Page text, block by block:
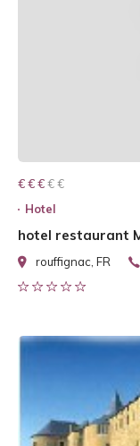
€ € € € €
€ € €
Hotel
hotel restaurant
rouffignac, FR